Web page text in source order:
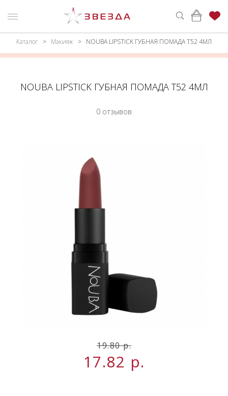
ВОЙТИ
Каталог
МАКИЯЖ
Каталог Макияж NOUBA LIPSTICK ГУБНАЯ ПОМАДА Т52 4МЛ
NOUBA LIPSTICK ГУБНАЯ ПОМАДА Т52 4МЛ
0 отзывов
19.80р.
17.82 р.